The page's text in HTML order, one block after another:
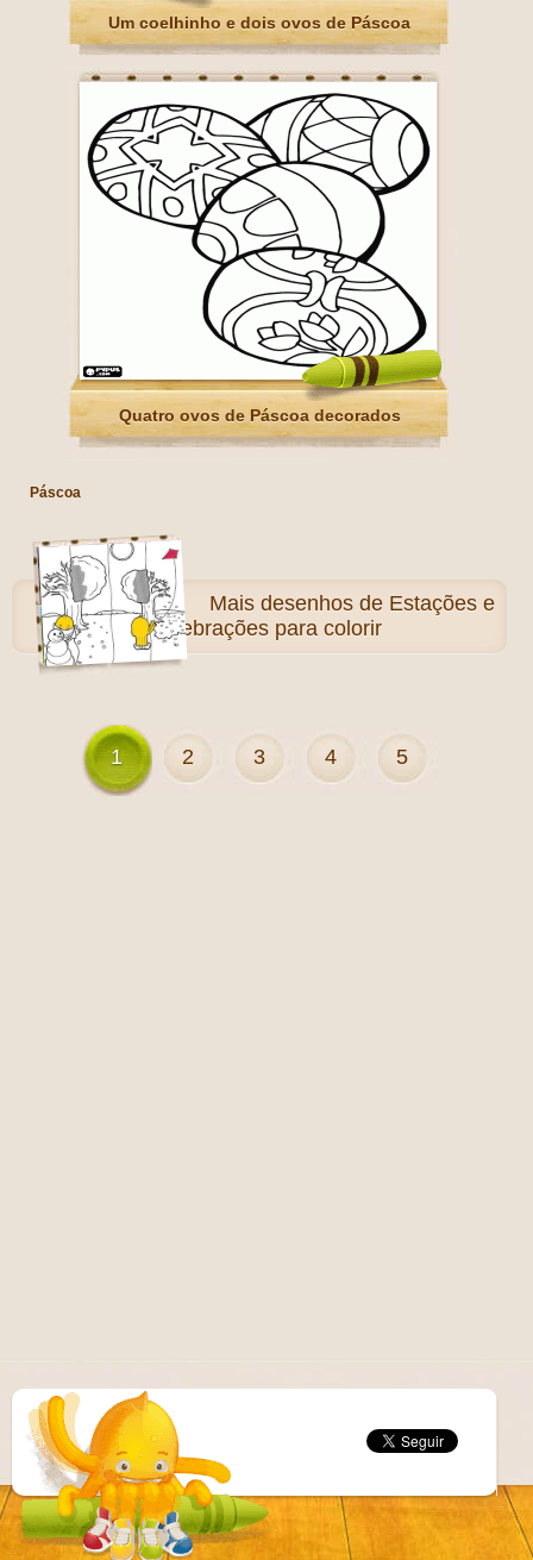
Um coelhinho e dois ovos de Páscoa
Quatro ovos de Páscoa decorados
Páscoa
Mais desenhos de Estações e
Celebrações para colorir
1 2 3 4 5